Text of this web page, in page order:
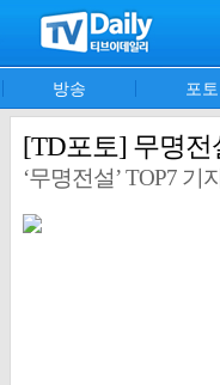
방송 포토
[TD포토] 무명전
‘무명전설’ TOP7 기